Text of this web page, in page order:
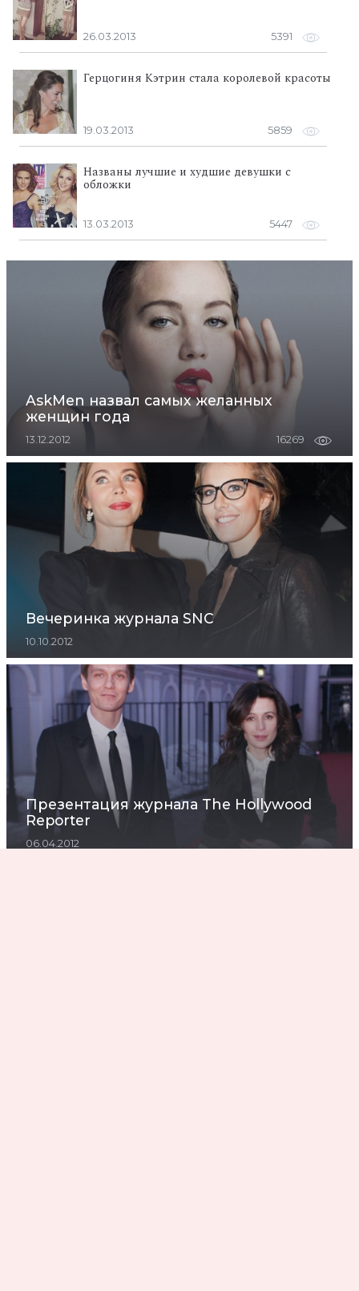
26.03.2013 5391
Герцогиня Кэтрин стала королевой красоты
19.03.2013 5859
Названы лучшие и худшие девушки с
обложки
13.03.2013 5447
AskMen назвал самых желанных
женщин года
13.12.2012 16269
Вечеринка журнала SNC
10.10.2012
Презентация журнала The Hollywood
Reporter
06.04.2012